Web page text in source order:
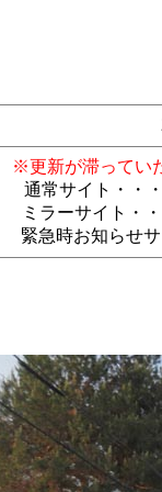
※更新が滞ってい
通常サイト・・
ミラーサイト・
緊急時お知らせ